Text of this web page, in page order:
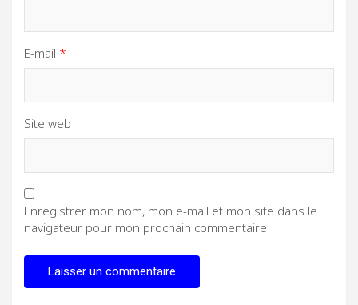
E-mail *
Site web
Enregistrer mon nom, mon e-mail et mon site dans le
navigateur pour mon prochain commentaire.